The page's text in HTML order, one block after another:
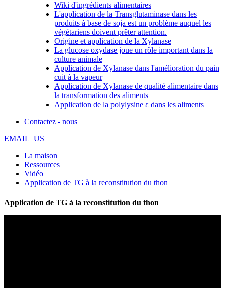
Wiki d'ingrédients alimentaires
L'application de la Transglutaminase dans les
produits à base de soja est un problème auquel les
végétariens doivent prêter attention.
Origine et application de la Xylanase
La glucose oxydase joue un rôle important dans la
culture animale
Application de Xylanase dans l'amélioration du pain
cuit à la vapeur
Application de Xylanase de qualité alimentaire dans
la transformation des aliments
Application de la polylysine ε dans les aliments
Contactez - nous
EMAIL_US
La maison
Ressources
Vidéo
Application de TG à la reconstitution du thon
Application de TG à la reconstitution du thon